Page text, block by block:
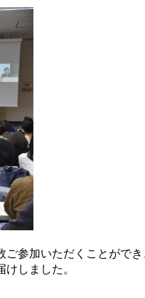
参加いただくことができ
しました。